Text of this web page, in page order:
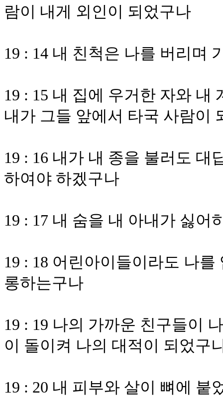
람이 내게 외인이 되었구나
19 : 14 내 친척은 나를 버리며
19 : 15 내 집에 우거한 자와 내
내가 그들 앞에서 타국 사람이
19 : 16 내가 내 종을 불러도 대
하여야 하겠구나
19 : 17 내 숨을 내 아내가 싫어
19 : 18 어린아이들이라도 나
롱하는구나
19 : 19 나의 가까운 친구들이
이 돌이켜 나의 대적이 되었구
19 : 20 내 피부와 살이 뼈에